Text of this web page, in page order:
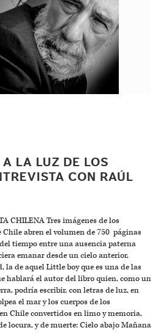
A LA LUZ DE LOS
CON RAÚL
CHILENA Tres imágenes de los
abren el volumen de 750 páginas
tiempo entre una ausencia paterna
emanar desde un cielo anterior,
la de aquel Little boy que es una de las
hablará el autor del libro quien, como un
podría escribir, con letras de luz, en
el mar y los cuerpos de los
Chile convertidos en limo y memoria,
locura, y de muerte: Cielo abajo Mañana